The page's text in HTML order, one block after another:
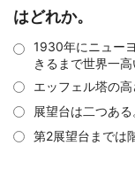
はどれか。
1930年にニュー
きるまで世界一高
エッフェル塔の
展望台は二つある
第2展望台までは